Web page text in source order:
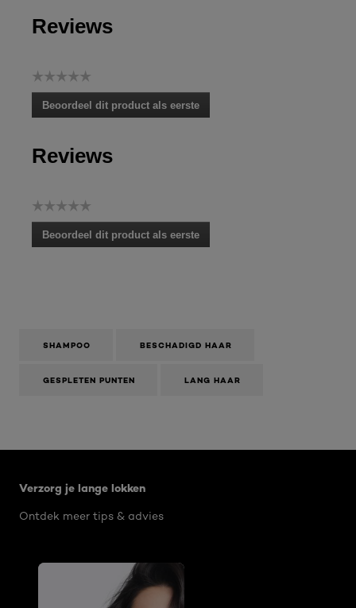
Reviews
☆☆☆☆☆
Geen
scorewaarde
Beoordeel dit product als eerste
.
deze
actie
een
modaal
dialoogvenster.
Reviews
☆☆☆☆☆
Geen
scorewaarde
Beoordeel dit product als eerste
.
een
SHAMPOO BESCHADIGD HAAR
GESPLETEN PUNTEN LANG HAAR
Verzorg je lange lokken
Ontdek meer tips & advies